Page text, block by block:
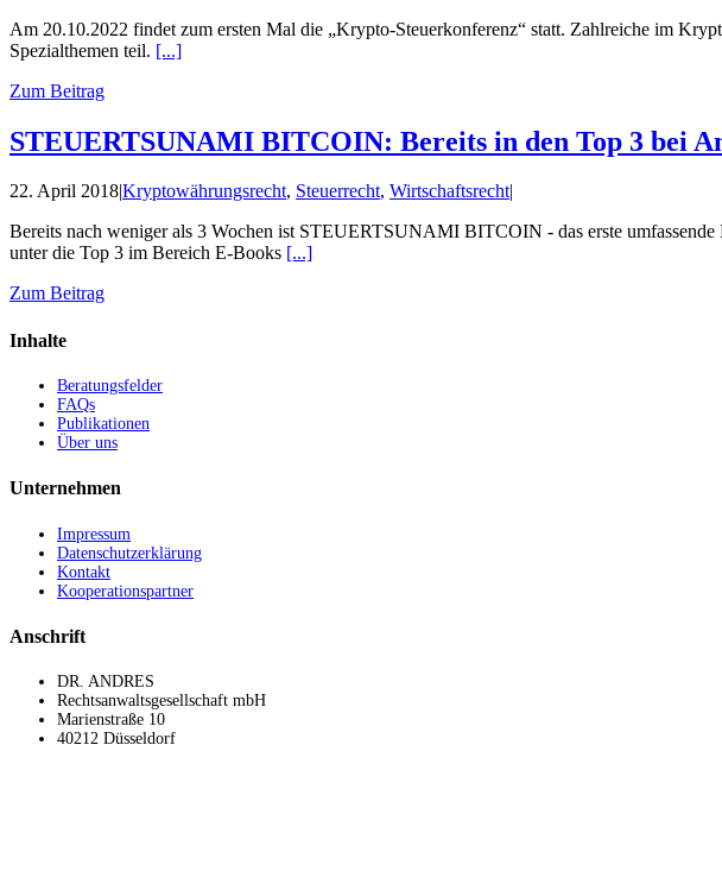
Am 20.10.2022 findet zum ersten Mal die „Krypto-Steuerkonferenz“ statt. Zahlreiche im
Spezialthemen teil. [...]
Zum Beitrag
STEUERTSUNAMI BITCOIN: Bereits in den Top 3 bei
22. April 2018|Kryptowährungsrecht, Steuerrecht, Wirtschaftsrecht|
Bereits nach weniger als 3 Wochen ist STEUERTSUNAMI BITCOIN - das erste
unter die Top 3 im Bereich E-Books [...]
Zum Beitrag
Inhalte
Beratungsfelder
FAQs
Publikationen
Über uns
Unternehmen
Impressum
Datenschutzerklärung
Kontakt
Kooperationspartner
Anschrift
DR. ANDRES
Rechtsanwaltsgesellschaft mbH
Marienstraße 10
40212 Düsseldorf